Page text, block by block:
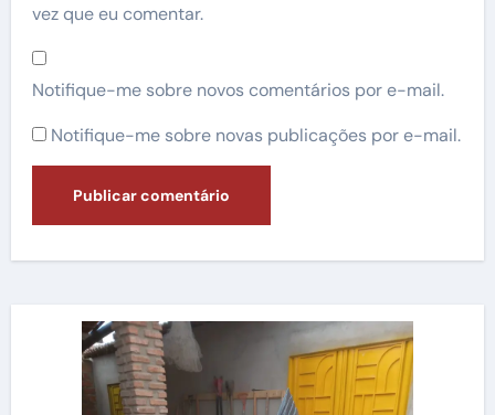
vez que eu comentar.
Notifique-me sobre novos comentários por e-mail.
Notifique-me sobre novas publicações por e-mail.